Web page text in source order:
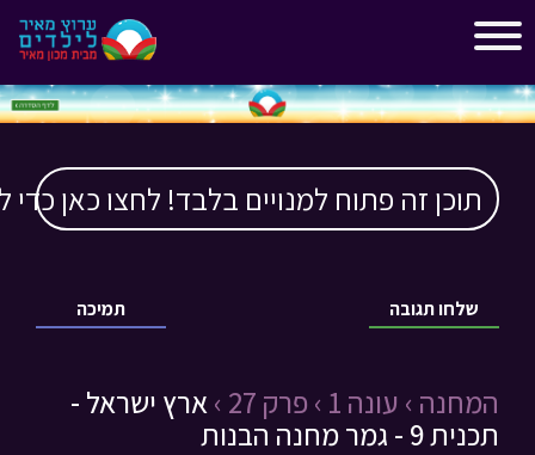
תוכן זה פתוח למנויים בלבד! לחצו כאן כדי
תמיכה שלחו תגובה
המחנה › עונה 1 › פרק 27 ›
ארץ ישראל -
תכנית 9 - גמר מחנה הבנות